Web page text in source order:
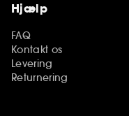
Hjælp
FAQ
Kontakt os
Levering
Returnering